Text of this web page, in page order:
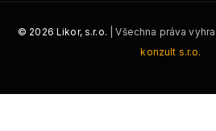
© 2026 Likor, s.r.o. | Všechna práva
konzult s.r.o.